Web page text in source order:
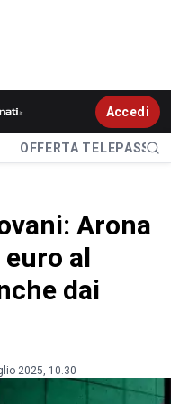
Accedi
OFFERTA TELEPASS
Arona
euro al
dai
2025, 10.30